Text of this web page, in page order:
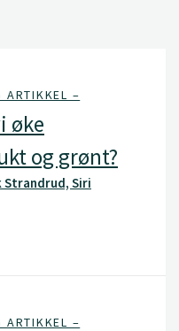
ARTIKKEL –
øke
og grønt?
Strandrud, Siri
ARTIKKEL –